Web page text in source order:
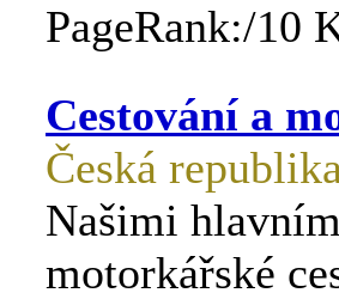
PageRank:/10
Cestování a
Česká republika
Našimi
motorkářské